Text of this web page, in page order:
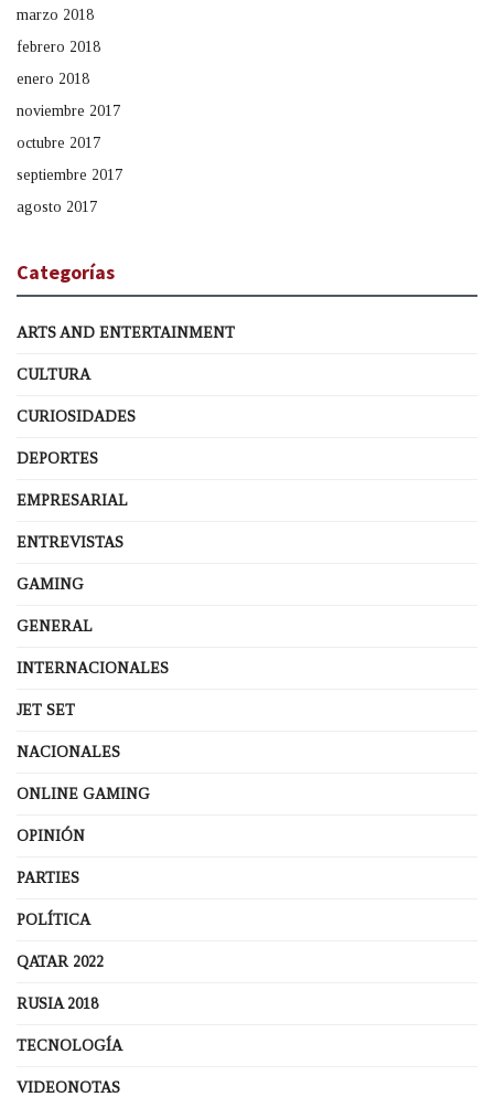
marzo 2018
febrero 2018
enero 2018
noviembre 2017
octubre 2017
septiembre 2017
agosto 2017
Categorías
ARTS AND ENTERTAINMENT
CULTURA
CURIOSIDADES
DEPORTES
EMPRESARIAL
ENTREVISTAS
GAMING
GENERAL
INTERNACIONALES
JET SET
NACIONALES
ONLINE GAMING
OPINIÓN
PARTIES
POLÍTICA
QATAR 2022
RUSIA 2018
TECNOLOGÍA
VIDEONOTAS